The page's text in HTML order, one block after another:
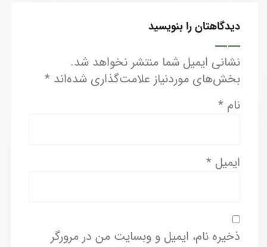
دیدگاهتان را بنویسید
نشانی ایمیل شما منتشر نخواهد شد.
بخش‌های موردنیاز علامت‌گذاری شده‌اند *
نام *
ایمیل *
ذخیره نام، ایمیل و وبسایت من در مرورگر